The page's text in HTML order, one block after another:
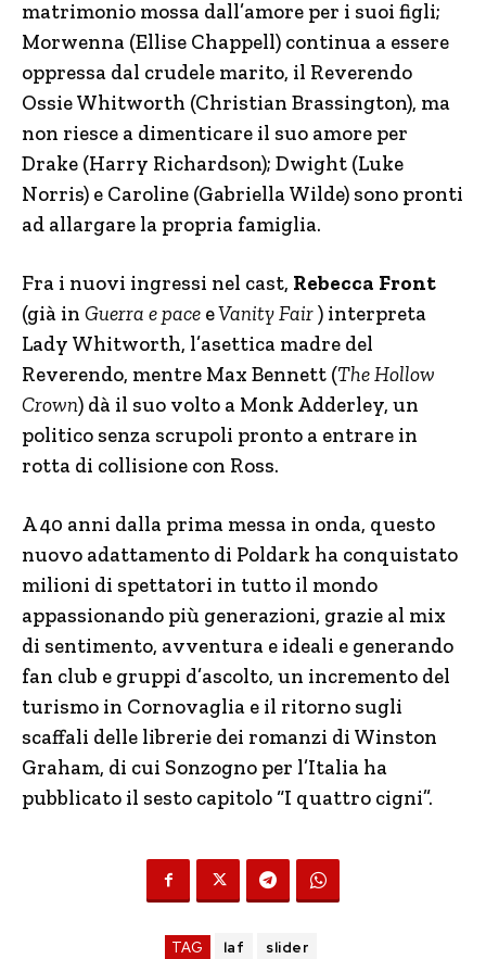
matrimonio mossa dall’amore per i suoi figli;
Morwenna (Ellise Chappell) continua a essere
oppressa dal crudele marito, il Reverendo
Ossie Whitworth (Christian Brassington), ma
non riesce a dimenticare il suo amore per
Drake (Harry Richardson); Dwight (Luke
Norris) e Caroline (Gabriella Wilde) sono pronti
ad allargare la propria famiglia.
Fra i nuovi ingressi nel cast, Rebecca Front
(già in Guerra e pace eVanity Fair) interpreta
Lady Whitworth, l’asettica madre del
Reverendo, mentre Max Bennett (The Hollow
Crown) dà il suo volto a Monk Adderley, un
politico senza scrupoli pronto a entrare in
rotta di collisione con Ross.
A 40 anni dalla prima messa in onda, questo
nuovo adattamento di Poldark ha conquistato
milioni di spettatori in tutto il mondo
appassionando più generazioni, grazie al mix
di sentimento, avventura e ideali e generando
fan club e gruppi d’ascolto, un incremento del
turismo in Cornovaglia e il ritorno sugli
scaffali delle librerie dei romanzi di Winston
Graham, di cui Sonzogno per l’Italia ha
pubblicato il sesto capitolo “I quattro cigni”.
TAG laf slider